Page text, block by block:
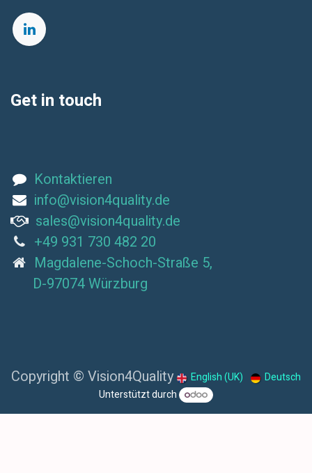
Get in touch
Kontaktieren
info@vision4quality.de
sales@vision4quality.de
+49 931 730 482 20
Magdalene-Schoch-Straße 5,
D-97074 Würzburg
Copyright © Vision4Quality English (UK)
Deutsch
Unterstützt durch